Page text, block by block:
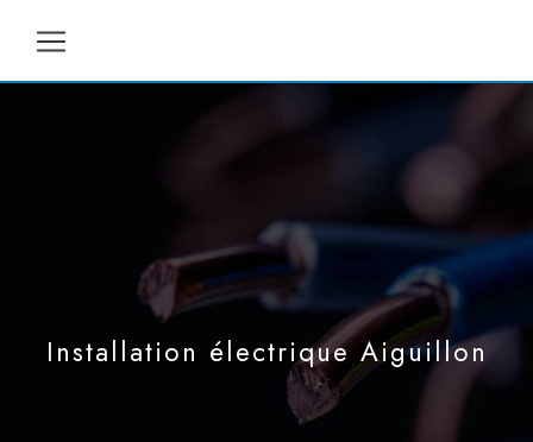
Installation électrique Aiguillon